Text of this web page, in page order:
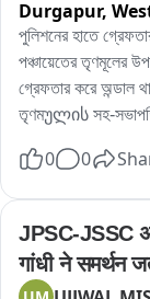
ভারী ডাম্পার ও লরিতে
করেন তিনি।
বলেন, আইনি পথেই এই
অন্যদিকে আর এক
পরিস্থিতি চললেও
আশঙ্কা রয়েছে।
দ্রুত ব্যবস্থা নিয়ে
বিজেপির দাবি, রাস্তা
নিশ্চিত করতে হবে এবং
Durgapur,
পুলিশনের হাতে গ্রেফতার
পঞ্চায়েতের তৃণমূলের
গ্রেফতার করে অন্ডাল
তৃণমულის সহ-সভাপতি
বলেও পরিচিত ছিল এই
0 0
JPSC-JSSC
गांधी ने समर्थन